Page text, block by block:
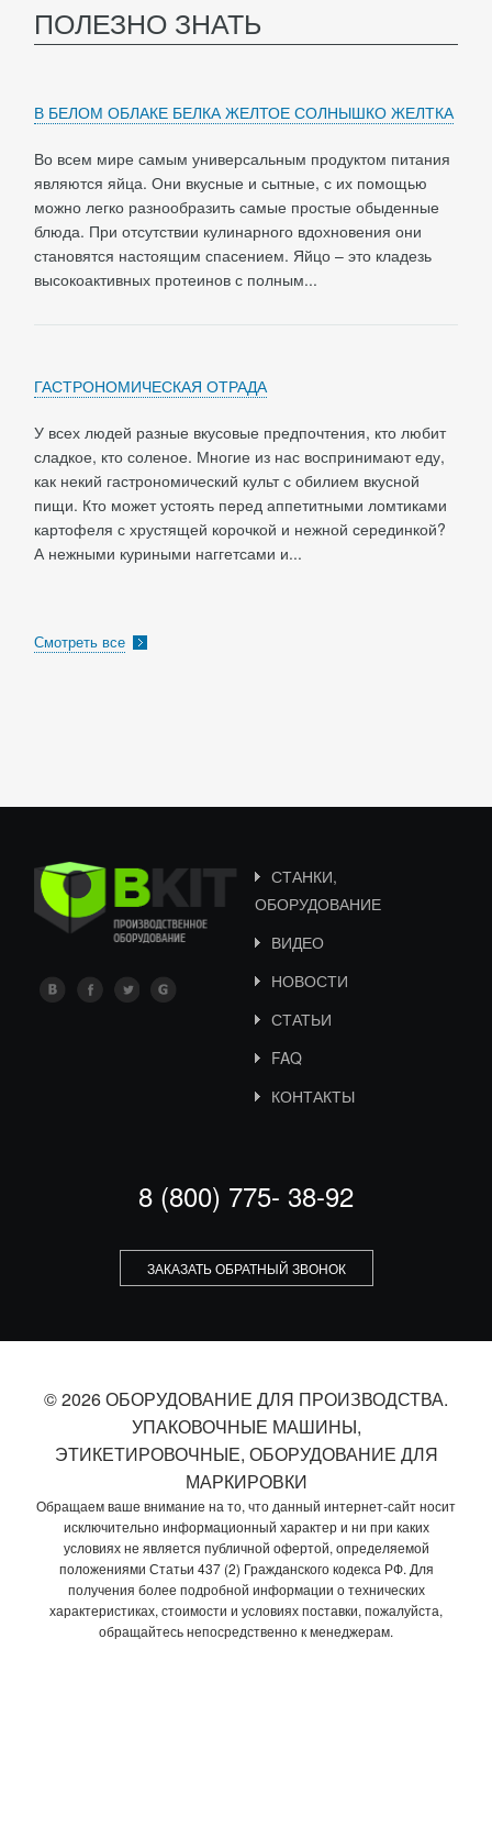
ПОЛЕЗНО ЗНАТЬ
В БЕЛОМ ОБЛАКЕ БЕЛКА ЖЕЛТОЕ СОЛНЫШКО ЖЕЛТКА
Во всем мире самым универсальным продуктом питания
являются яйца. Они вкусные и сытные, с их помощью
можно легко разнообразить самые простые обыденные
блюда. При отсутствии кулинарного вдохновения они
становятся настоящим спасением. Яйцо – это кладезь
высокоактивных протеинов с полным...
ГАСТРОНОМИЧЕСКАЯ ОТРАДА
У всех людей разные вкусовые предпочтения, кто любит
сладкое, кто соленое. Многие из нас воспринимают еду,
как некий гастрономический культ с обилием вкусной
пищи. Кто может устоять перед аппетитными ломтиками
картофеля с хрустящей корочкой и нежной серединкой?
А нежными куриными наггетсами и...
Смотреть все
СТАНКИ,
ОБОРУДОВАНИЕ
ВИДЕО
НОВОСТИ
СТАТЬИ
FAQ
КОНТАКТЫ
8 (800) 775- 38-92
ЗАКАЗАТЬ ОБРАТНЫЙ ЗВОНОК
© 2026 ОБОРУДОВАНИЕ ДЛЯ ПРОИЗВОДСТВА.
УПАКОВОЧНЫЕ МАШИНЫ,
ЭТИКЕТИРОВОЧНЫЕ, ОБОРУДОВАНИЕ ДЛЯ
МАРКИРОВКИ
Обращаем ваше внимание на то, что данный интернет-сайт носит
исключительно информационный характер и ни при каких
условиях не является публичной офертой, определяемой
положениями Статьи 437 (2) Гражданского кодекса РФ. Для
получения более подробной информации о технических
характеристиках, стоимости и условиях поставки, пожалуйста,
обращайтесь непосредственно к менеджерам.